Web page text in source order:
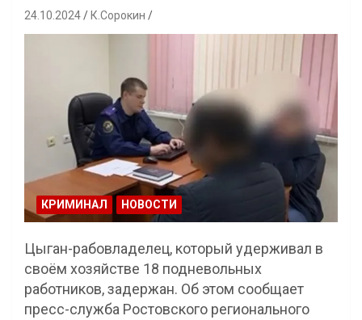
24.10.2024 К.Сорокин
КРИМИНАЛ НОВОСТИ
Цыган-рабовладелец, который удерживал в
своём хозяйстве 18 подневольных
работников, задержан. Об этом сообщает
пресс-служба Ростовского регионального